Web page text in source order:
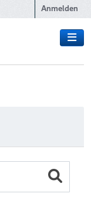
Anmelden